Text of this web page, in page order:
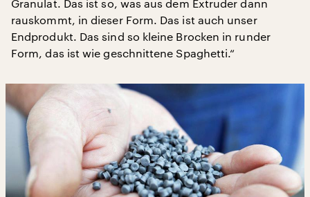
Granulat. Das ist so, was aus dem Extruder dann
rauskommt, in dieser Form. Das ist auch unser
Endprodukt. Das sind so kleine Brocken in runder
Form, das ist wie geschnittene Spaghetti.“